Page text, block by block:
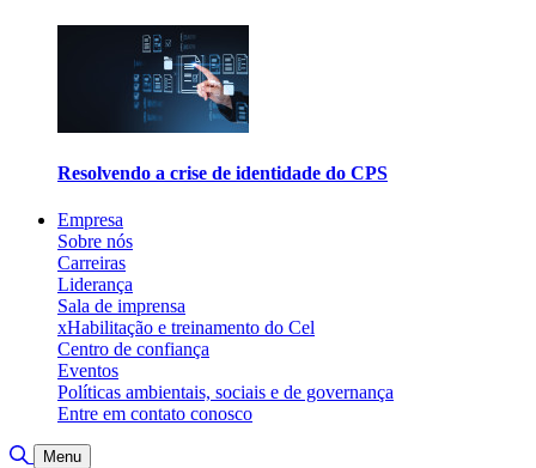
Resolvendo a crise de identidade do CPS
Empresa
Sobre nós
Carreiras
Liderança
Sala de imprensa
xHabilitação e treinamento do Cel
Centro de confiança
Eventos
Políticas ambientais, sociais e de governança
Entre em contato conosco
Alternar pesquisa
Menu